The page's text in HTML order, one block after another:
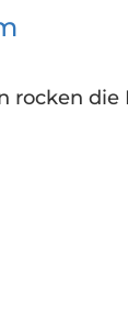
rocken die